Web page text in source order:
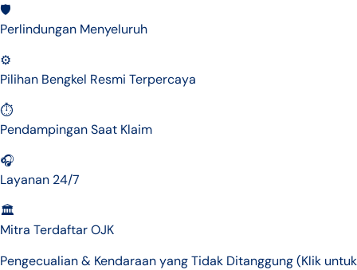
🛡️
Perlindungan Menyeluruh
⚙️
Pilihan Bengkel Resmi Terpercaya
⏱️
Pendampingan Saat Klaim
🎧
Layanan 24/7
🏛️
Mitra Terdaftar OJK
Pengecualian & Kendaraan yang Tidak Ditanggung (Klik untuk